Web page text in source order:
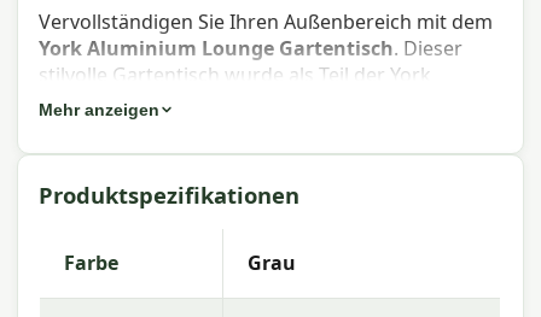
Vervollständigen Sie Ihren Außenbereich mit dem
York Aluminium Lounge Gartentisch. Dieser
stilvolle Gartentisch wurde als Teil der York
Lounge-Garnitur
seines zeitlosen Designs und der hochwertigen
Verarbeitung auch perfekt für sich allein. Ein
idealer Ort für Getränke, Snacks oder Dekoration
an langen Sommerabenden.
Eigenschaften York Aluminium Lounge
Gartentisch
Mehr anzeigen
Produktspezifikationen
Farbe Grau